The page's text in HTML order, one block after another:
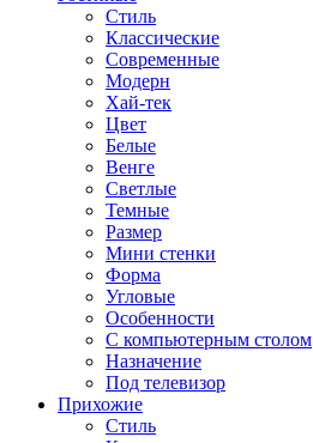
Стиль
Классические
Современные
Модерн
Хай-тек
Цвет
Белые
Венге
Светлые
Темные
Размер
Мини стенки
Форма
Угловые
Особенности
С компьютерным столом
Назначение
Под телевизор
Прихожие
Стиль